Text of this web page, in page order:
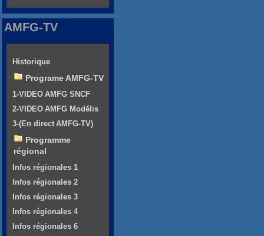
AMFG-TV
Historique
Programe AMFG-TV
1-VIDEO AMFG SNCF
2-VIDEO AMFG Modélis
3-(En direct AMFG-TV)
Programme
régional
Infos régionales 1
Infos régionales 2
Infos régionales 3
Infos régionales 4
Infos régionales 6